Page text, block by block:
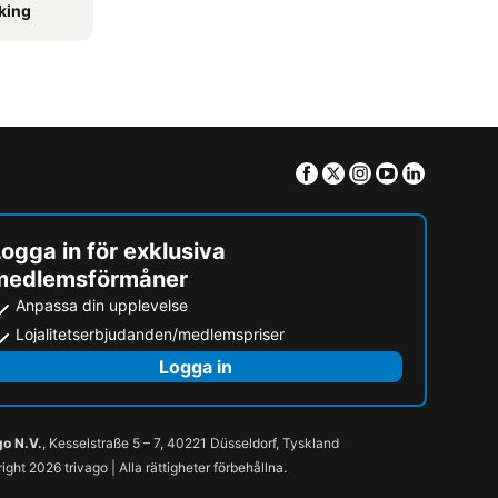
Facebook
TwitterInstagram
Youtube
in för exklusiva
Anpassa din upplevelse
Lojalitetserbjudanden/medlemspriser
Logga in
N.V., Kesselstraße 5 – 7, 40221 Düsseldorf, Tyskland
2026 trivago | Alla rättigheter förbehållna.